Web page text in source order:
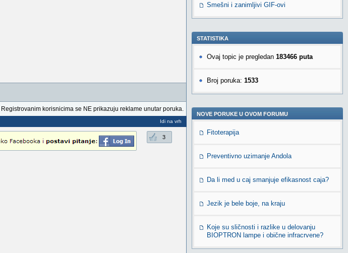
Registrovanim korisnicima se NE prikazuju reklame unutar poruka.
Idi na vrh
3
Smešni i zanimljivi GIF-ovi
STATISTIKA
Ovaj topic je pregledan 183466 puta
Broj poruka: 1533
NOVE PORUKE U OVOM FORUMU
Fitoterapija
Preventivno uzimanje Andola
Da li med u caj smanjuje efikasnost caja?
Jezik je bele boje, na kraju
Koje su sličnosti i razlike u delovanju
BIOPTRON lampe i obične infracrvene?